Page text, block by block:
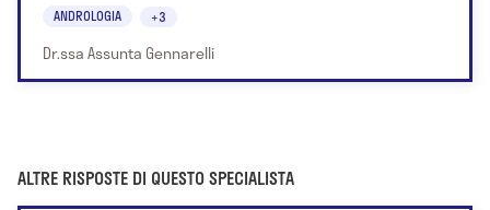
ANDROLOGIA +3
Dr.ssa Assunta Gennarelli
ALTRE RISPOSTE DI QUESTO SPECIALISTA